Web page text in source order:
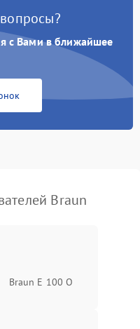
с Вами в ближайшее
Braun
Braun E 100 O